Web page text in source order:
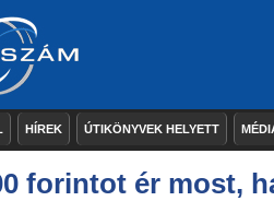
HÍREK ÚTIKÖNYVEK HELYETT
forintot ér most,